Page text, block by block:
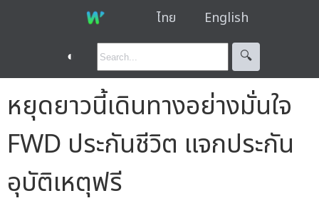
ไทย English
◐ 🔍︎
หยุดยาวนี้เดินทางอย่างมั่นใจ
FWD ประกันชีวิต แจกประกัน
อุบัติเหตุฟรี